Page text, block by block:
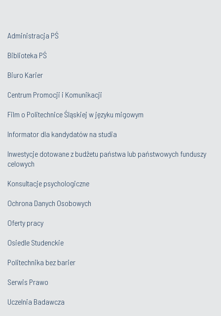
Administracja PŚ
Biblioteka PŚ
Biuro Karier
Centrum Promocji i Komunikacji
Film o Politechnice Śląskiej w języku migowym
Informator dla kandydatów na studia
Inwestycje dotowane z budżetu państwa lub państwowych funduszy
celowych
Konsultacje psychologiczne
Ochrona Danych Osobowych
Oferty pracy
Osiedle Studenckie
Politechnika bez barier
Serwis Prawo
Uczelnia Badawcza